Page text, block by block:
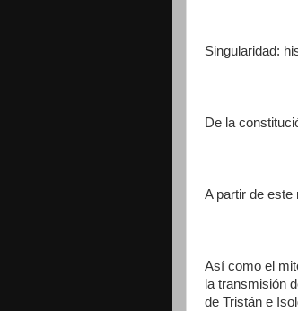
Singularidad:
De la
A partir de este
Así como el
la transmisión
de Tristán e